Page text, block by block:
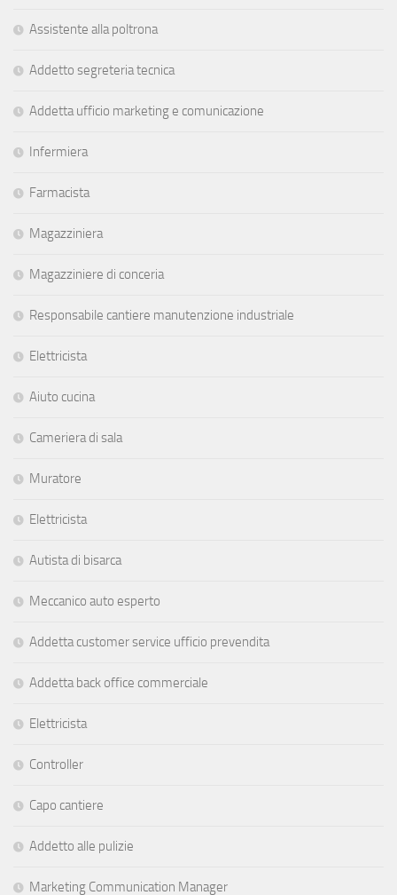
Assistente alla poltrona
Addetto segreteria tecnica
Addetta ufficio marketing e comunicazione
Infermiera
Farmacista
Magazziniera
Magazziniere di conceria
Responsabile cantiere manutenzione industriale
Elettricista
Aiuto cucina
Cameriera di sala
Muratore
Elettricista
Autista di bisarca
Meccanico auto esperto
Addetta customer service ufficio prevendita
Addetta back office commerciale
Elettricista
Controller
Capo cantiere
Addetto alle pulizie
Marketing Communication Manager